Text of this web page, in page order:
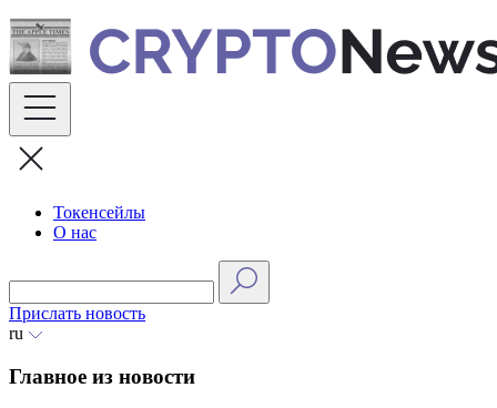
Skip
to
content
Токенсейлы
О нас
Прислать новость
ru
Главное из новости